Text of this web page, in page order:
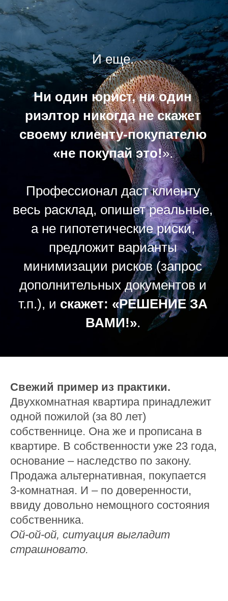
И еще.
Ни один юрист, ни один
риэлтор никогда не скажет
своему клиенту-покупателю
«не покупай это!».
Профессионал даст клиенту
весь расклад, опишет реальные,
а не гипотетические риски,
предложит варианты
минимизации рисков (запрос
дополнительных документов и
т.п.), и скажет: «РЕШЕНИЕ ЗА
ВАМИ!».
Свежий пример из практики.
Двухкомнатная квартира принадлежит
одной пожилой (за 80 лет)
собственнице. Она же и прописана в
квартире. В собственности уже 23 года,
основание – наследство по закону.
Продажа альтернативная, покупается
3-комнатная. И – по доверенности,
ввиду довольно немощного состояния
собственника.
Ой-ой-ой, ситуация выгладит
страшновато.